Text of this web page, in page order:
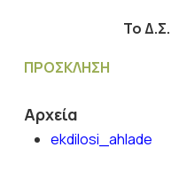
Το
ΠΡΟΣΚΛΗΣΗ
Αρχεία
ekdilosi_ahlade